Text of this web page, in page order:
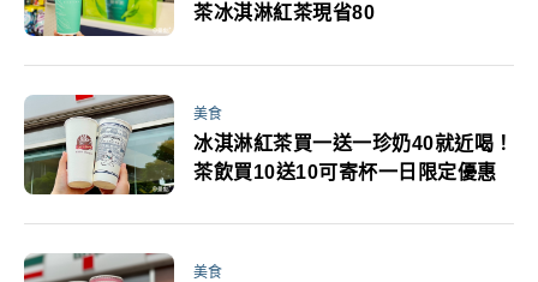
茶冰淇淋紅茶現省80
美食
冰淇淋紅茶買一送一珍奶40就近喝！
茶飲買10送10可寄杯一日限定優惠
美食